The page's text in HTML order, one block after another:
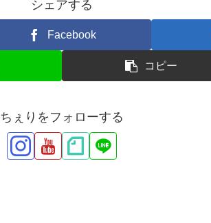
シェアする
Facebook
コピー
ちぇりをフォローする